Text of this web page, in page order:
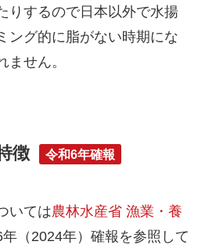
りするので日本以外で水揚
ング的に脂がない時期にな
ません。
徴 令和6年確報
いては農林水産省 漁業・養
（2024年）確報を参照して